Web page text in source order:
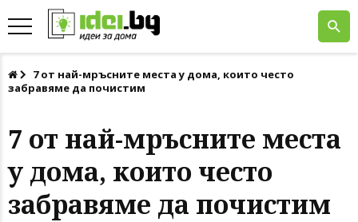
7 от най-мръсните места у дома, които често
забравяме да почистим
7 от най-мръсните места
у дома, които често
забравяме да почистим